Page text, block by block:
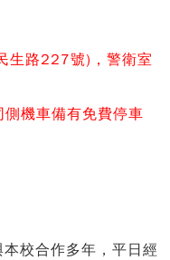
生路227號) ，警衛室
側機車備有免費停車
校合作多年，平日經